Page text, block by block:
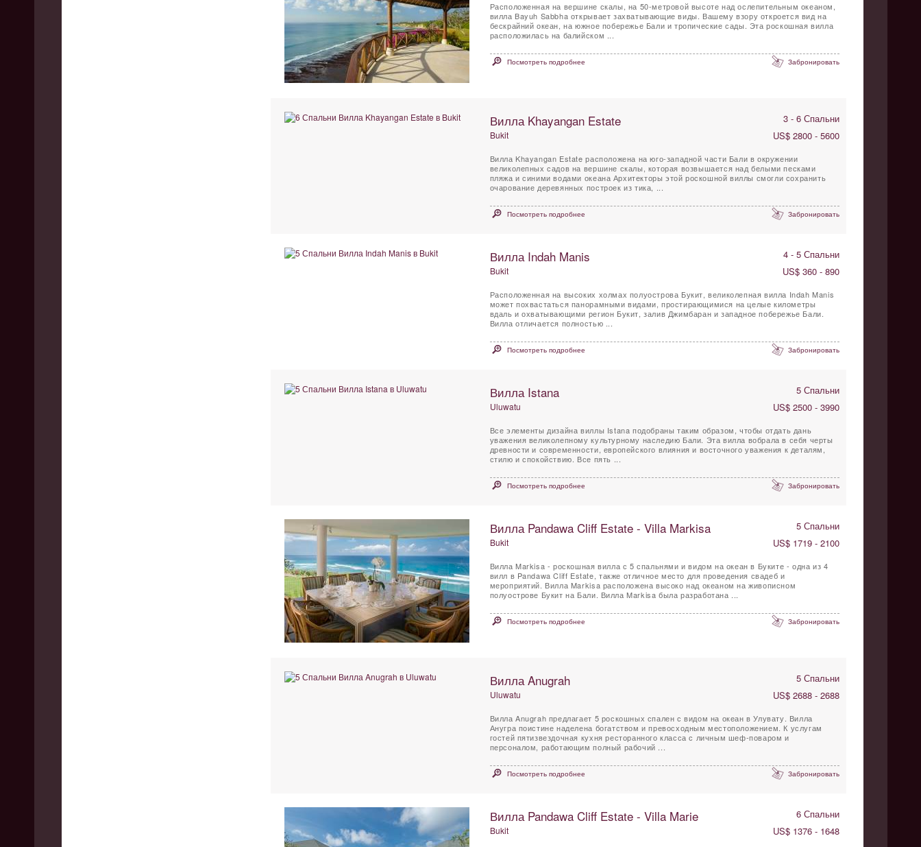
Расположенная на вершине скалы, на 50-метровой высоте над ослепительным океаном,
вилла Bayuh Sabbha открывает захватывающие виды. Вашему взору откроется вид на
бескрайний океан, на южное побережье Бали и тропические сады. Эта роскошная вилла
расположилась на балийском ...
Посмотреть подробнее Забронировать
Вилла Khayangan Estate 3 - 6 Спальни
Bukit US$ 2800 - 5600
Вилла Khayangan Estate расположена на юго-западной части Бали в окружении
великолепных садов на вершине скалы, которая возвышается над белыми песками
пляжа и синими водами океана Архитекторы этой роскошной виллы смогли сохранить
очарование деревянных построек из тика, ...
Посмотреть подробнее Забронировать
Вилла Indah Manis 4 - 5 Спальни
Bukit US$ 360 - 890
Расположенная на высоких холмах полуострова Букит, великолепная вилла Indah Manis
может похвастаться панорамными видами, простирающимися на целые километры
вдаль и охватывающими регион Букит, залив Джимбаран и западное побережье Бали.
Вилла отличается полностью ...
Посмотреть подробнее Забронировать
Вилла Istana 5 Спальни
Uluwatu US$ 2500 - 3990
Все элементы дизайна виллы Istana подобраны таким образом, чтобы отдать дань
уважения великолепному культурному наследию Бали. Эта вилла вобрала в себя черты
древности и современности, европейского влияния и восточного уважения к деталям,
стилю и спокойствию. Все пять ...
Посмотреть подробнее Забронировать
Вилла Pandawa Cliff Estate - Villa Markisa 5 Спальни
Bukit US$ 1719 - 2100
Вилла Markisa - роскошная вилла с 5 спальнями и видом на океан в Буките - одна из 4
вилл в Pandawa Cliff Estate, также отличное место для проведения свадеб и
мероприятий. Вилла Markisa расположена высоко над океаном на живописном
полуострове Букит на Бали. Вилла Markisa была разработана ...
Посмотреть подробнее Забронировать
Вилла Anugrah 5 Спальни
Uluwatu US$ 2688 - 2688
Вилла Anugrah предлагает 5 роскошных спален с видом на океан в Улувату. Вилла
Анугра поистине наделена богатством и превосходным местоположением. К услугам
гостей пятизвездочная кухня ресторанного класса с личным шеф-поваром и
персоналом, работающим полный рабочий ...
Посмотреть подробнее Забронировать
Вилла Pandawa Cliff Estate - Villa Marie 6 Спальни
Bukit US$ 1376 - 1648